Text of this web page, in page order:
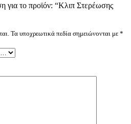
για το προϊόν: “Κλιπ Στερέωσης
Τα υποχρεωτικά πεδία σημειώνονται με *